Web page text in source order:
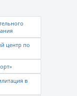
центр по
в